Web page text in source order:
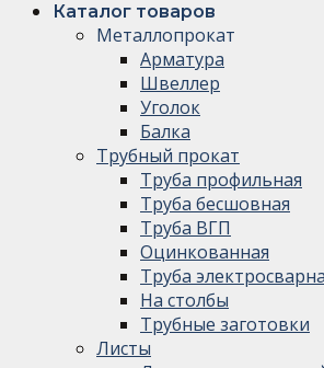
Каталог товаров
Металлопрокат
Арматура
Швеллер
Уголок
Балка
Трубный прокат
Труба профильная
Труба бесшовная
Труба ВГП
Оцинкованная
Труба
На столбы
Трубные заготовки
Листы